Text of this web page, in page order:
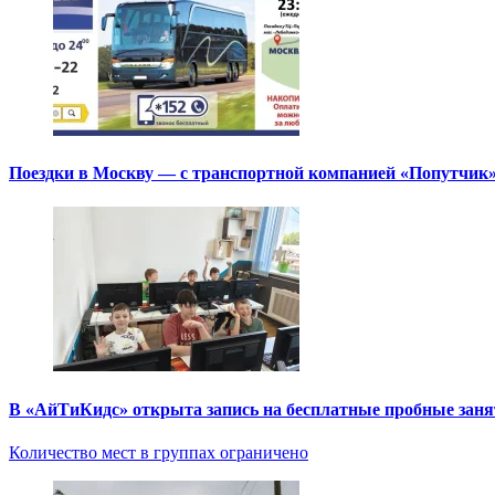
Поездки в Москву — с транспортной компанией «Попутчик»
В «АйТиКидс» открыта запись на бесплатные пробные
Количество мест в группах ограничено